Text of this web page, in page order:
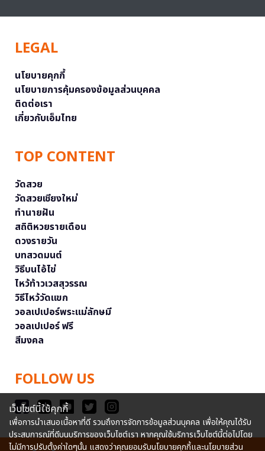
LEGAL
นโยบายคุกกี้
นโยบายการคุ้มครองข้อมูลส่วนบุคคล
ติดต่อเรา
เกี่ยวกับเอ็มไทย
TOP CONTENT
วัดสวย
วัดสวยเชียงใหม่
ทำนายฝัน
สถิติหวยรายเดือน
ดวงรายวัน
บทสวดมนต์
วิธีบนไอ้ไข่
ไหว้ท้าวเวสสุวรรณ
วิธีไหว้วัดแขก
วอลเปเปอร์พระแม่ลักษมี
วอลเปเปอร์ ฟรี
สีมงคล
FOLLOW US
เว็บไซต์นี้ใช้คุกกี้
เพื่อการนำเสนอเนื้อหาที่ดี รวมถึงการจัดการข้อมูลส่วนบุคคล เพื่อให้คุณได้รับ
ประสบการณ์ที่ดีบนบริการของเว็บไซต์เรา หากคุณใช้บริการเว็บไซต์นี้ต่อไปโดย
ไม่มีการปรับตั้งค่าใดๆนั้น แสดงว่าคุณยอมรับนโยบายคุกกี้และนโยบายส่วน